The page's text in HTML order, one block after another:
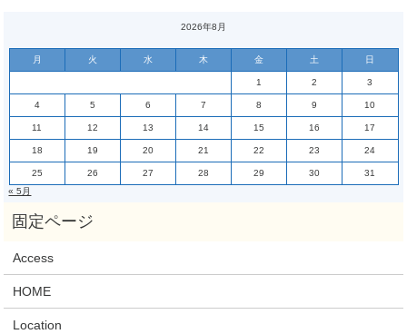
2026年8月
月 火 水 木 金 土 日
1 2 3
4 5 6 7 8 9 10
11 12 13 14 15 16 17
18 19 20 21 22 23 24
25 26 27 28 29 30
31
« 5月
Access
HOME
Location